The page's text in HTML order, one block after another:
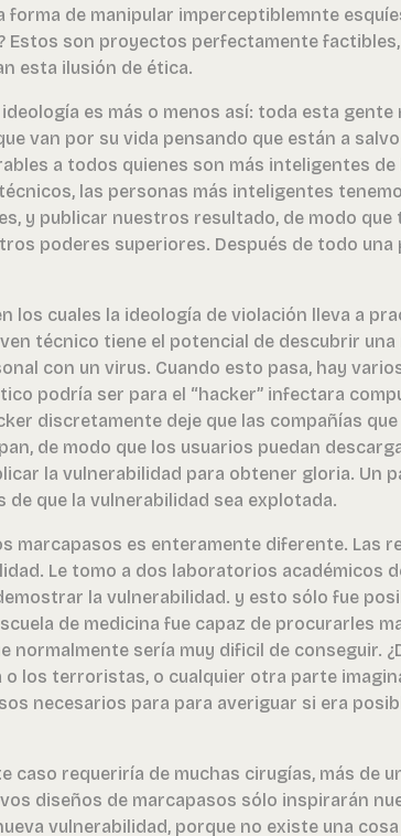
forma de manipular imperceptiblemnte
Estos son proyectos perfectamente
esta ilusión de ética.
es más o menos así: toda esta
van por su vida pensando que están a
a todos quienes son más inteligentes de
las personas más inteligentes
y publicar nuestros resultado, de modo
poderes superiores. Después de todo una
los cuales la ideología de violación lleva a
técnico tiene el potencial de descubrir
con un virus. Cuando esto pasa, hay
podría ser para el “hacker” infectara
discretamente deje que las compañías
de modo que los usuarios puedan
la vulnerabilidad para obtener gloria. Un
que la vulnerabilidad sea explotada.
marcapasos es enteramente diferente. Las
Le tomo a dos laboratorios académicos
la vulnerabilidad. y esto sólo fue
de medicina fue capaz de procurarles
normalmente sería muy dificil de conseguir.
o los terroristas, o cualquier otra parte
necesarios para para averiguar si era
caso requeriría de muchas cirugías, más de
diseños de marcapasos sólo inspirarán
vulnerabilidad, porque no existe una